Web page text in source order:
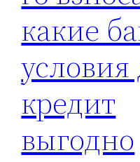
какие
условия
кредит
выгодно